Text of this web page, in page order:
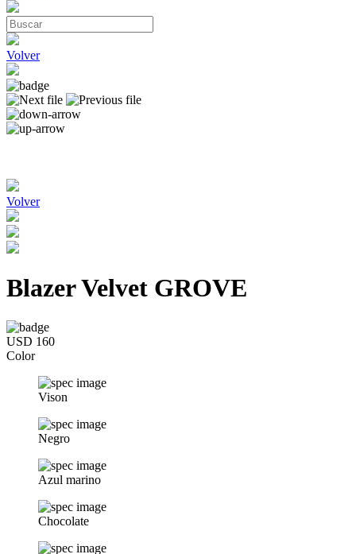
Volver
Volver
Blazer Velvet GROVE
USD 160
Color
Vison
Negro
Azul marino
Chocolate